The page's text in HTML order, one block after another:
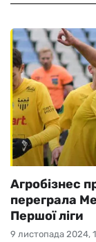
9 листопада 2024,
Агробізнес
переграла
Першої ліги